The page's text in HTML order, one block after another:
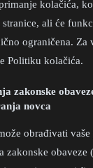
kolačića,
ali će
ograničena. Za
Politiku kolačića.
zakonske
novca
obrađivati
zakonske obaveze